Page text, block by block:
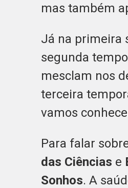
mas também
Já na primeira
segunda
mesclam nos
terceira
vamos
Para falar
das Ciências e
Sonhos. A